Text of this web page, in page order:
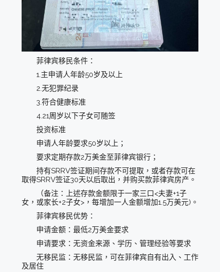
菲律宾移民条件：
1.主申请人年龄50岁及以上
2.无犯罪纪录
3.符合健康标准
4.21周岁以下子女可随签
投资标准
申请人年龄要求50岁以上；
要求定期存款2万美金至菲律宾银行；
持有SRRV签证期间存款不可提取，或者存款可在
取得SRRV签证30天以后取出，并购买款菲律宾房产。
（备注：上述存款金额限于一家三口<夫妻+1子
女，或家长+2子女>，每增加一人金额增加1.5万美元)。
菲律宾移民优势：
申请金额：最低2万美金要求
申请要求：无资金来源、学历、管理经验等要求
无移民监：无移民监，可在菲律宾自有出入、工作
及居住